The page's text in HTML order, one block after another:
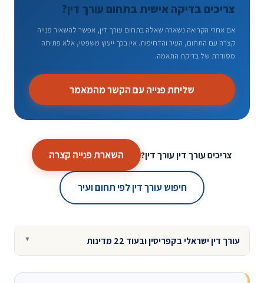
צריכים בדיקה אישית בתחום עורך דין?
אם אחרי הקריאה נשארה שאלה בתחום עורך דין, אפשר להשאיר פנייה
קצרה עם התחום, העיר והדחיפות. אין בכך ייעוץ משפטי, אלא פתיחה
מסודרת של בדיקת התאמה.
שליחת פנייה עם הקשר מהמאמר
צריכים עורך דין עורך דין? השארת פנייה קצרה
חיפוש עורך דין לפי תחום ועיר
עורך דין ישראלי בקפריסין ובעוד 22 מדינות